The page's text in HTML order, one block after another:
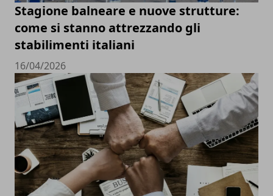
Stagione balneare e nuove strutture:
come si stanno attrezzando gli
stabilimenti italiani
16/04/2026